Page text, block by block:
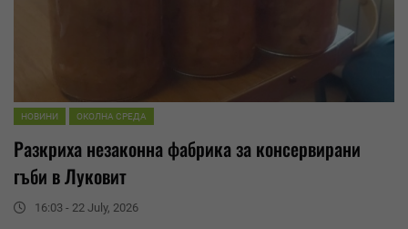
НОВИНИ ОКОЛНА СРЕДА
Разкриха незаконна фабрика за консервирани
гъби в Луковит
16:03 - 22 July, 2026